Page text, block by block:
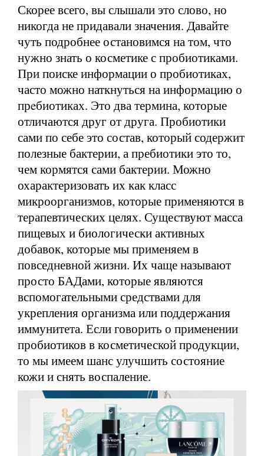
Скорее всего, вы слышали это слово, но
никогда не придавали значения. Давайте
чуть подробнее остановимся на том, что
нужно знать о косметике с пробиотиками.
При поиске информации о пробиотиках,
часто можно наткнуться на информацию о
прeбиотиках. Это два термина, которые
отличаются друг от друга. Пробиотики
сами по себе это состав, который содержит
полезные бактерии, а пребиотики это то,
чем кормятся сами бактерии. Можно
охарактеризовать их как класс
микроорганизмов, которые применяются в
терапевтических целях. Существуют масса
пищевых и биологически активных
добавок, которые мы применяем в
повседневной жизни. Их чаще называют
просто БАДами, которые являются
вспомогательными средствами для
укрепления организма или поддержания
иммунитета. Если говорить о применении
пробиотиков в косметической продукции,
то мы имеем шанс улучшить состояние
кожи и снять воспаление.